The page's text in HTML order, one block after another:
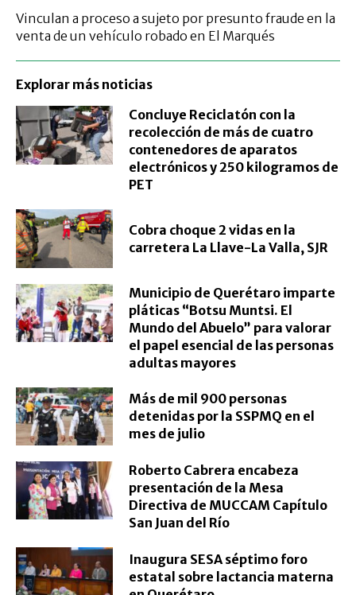
Vinculan a proceso a sujeto por presunto fraude en la
venta de un vehículo robado en El Marqués
Explorar más noticias
Concluye Reciclatón con la
recolección de más de cuatro
contenedores de aparatos
electrónicos y 250 kilogramos de
PET
Cobra choque 2 vidas en la
carretera La Llave-La Valla, SJR
Municipio de Querétaro imparte
pláticas “Botsu Muntsi. El
Mundo del Abuelo” para valorar
el papel esencial de las personas
adultas mayores
Más de mil 900 personas
detenidas por la SSPMQ en el
mes de julio
Roberto Cabrera encabeza
presentación de la Mesa
Directiva de MUCCAM Capítulo
San Juan del Río
Inaugura SESA séptimo foro
estatal sobre lactancia materna